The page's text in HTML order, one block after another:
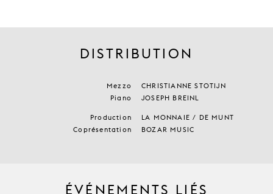
DISTRIBUTION
Mezzo
CHRISTIANNE STOTIJN
Piano
JOSEPH BREINL
Production
LA MONNAIE / DE MUNT
Coprésentation
BOZAR MUSIC
ÉVÉNEMENTS LIÉS